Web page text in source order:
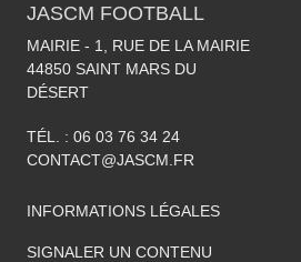
JASCM FOOTBALL
MAIRIE - 1, RUE DE LA MAIRIE
44850 SAINT MARS DU
DÉSERT
TÉL. : 06 03 76 34 24
CONTACT@JASCM.FR
INFORMATIONS LÉGALES
SIGNALER UN CONTENU